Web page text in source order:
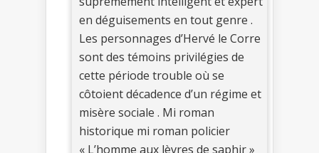
en déguisements en tout genre .
Les personnages d’Hervé le Corre
sont des témoins privilégies de
cette période trouble où se
côtoient décadence d’un régime et
misère sociale . Mi roman
historique mi roman policier
« L’homme aux lèvres de saphir »